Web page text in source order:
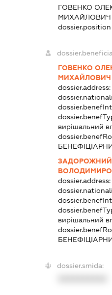
ГОВЕНКО
МИХАЙЛОВИЧ
ГОВЕНКО
МИХАЙЛОВИЧ
dossier.address:
вирішальний
dossier.address:
вирішальний
dossier.smida: